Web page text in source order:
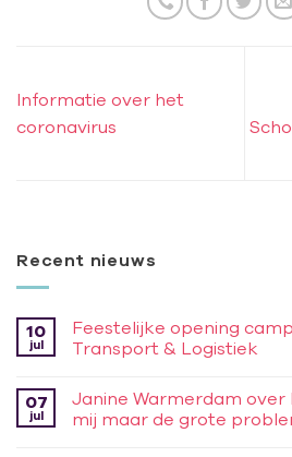
Informatie over het
coronavirus
Recent nieuws
10
jul
Feestelijke opening
Transport & Logistiek
07
jul
Janine Warmerdam over
mij maar de grote